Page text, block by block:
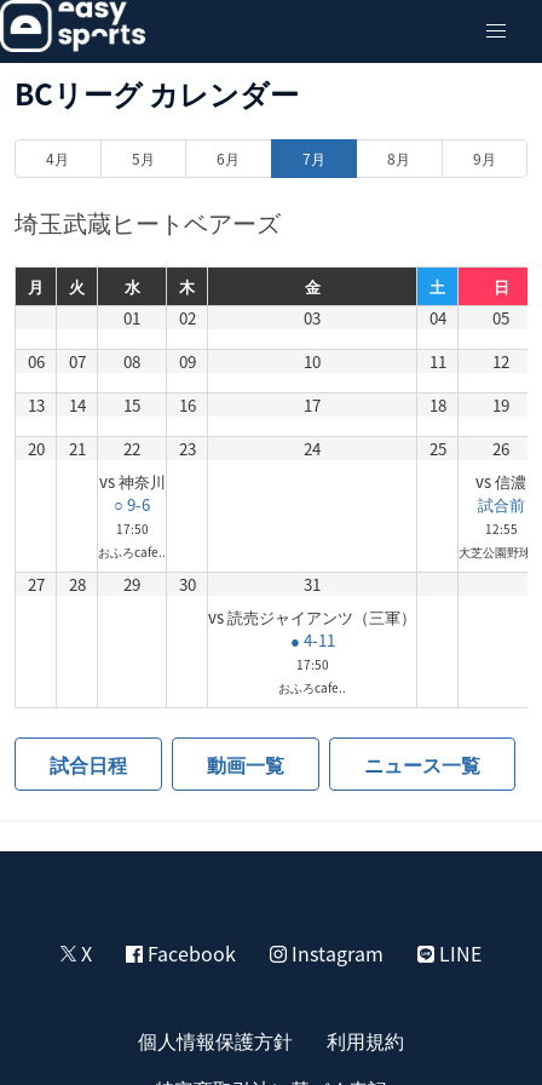
BCリーグ カレンダー
4月 5月 6月 7月 8月 9月
埼玉武蔵ヒートベアーズ
月 火 水 木 金 土
日
01
02 03 04
05
06
07 08 09 10 11
12
13
14 15 16 17 18
19
20
21
22
vs 神奈川
○ 9-6
17:50
おふろcafe..
23 24 25
26
vs 信濃
試合前
12:55
大芝公園野球場
27 28 29 30
31
vs 読売ジャイアンツ（三軍）
● 4-11
17:50
おふろcafe..
試合日程 動画一覧 ニュース一覧
X Facebook Instagram LINE
個人情報保護方針
利用規約